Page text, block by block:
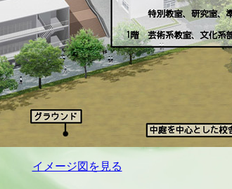
イメージ図を見る